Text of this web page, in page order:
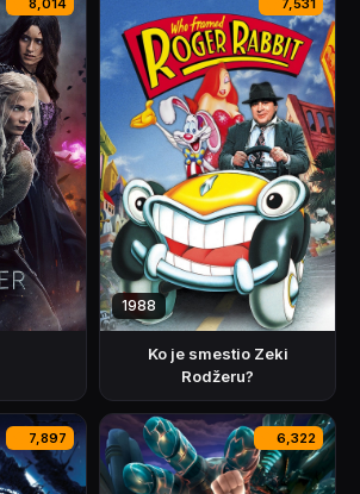
1988
Ko je smestio Zeki
Rodžeru?
7,897 6,322